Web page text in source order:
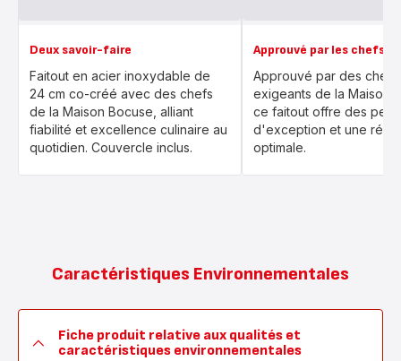
Deux savoir-faire
Faitout en acier inoxydable de
24 cm co-créé avec des chefs
de la Maison Bocuse, alliant
fiabilité et excellence culinaire au
quotidien. Couvercle inclus.
Approuvé par les chefs
Approuvé par des
exigeants de la Maison
ce faitout offre des
d'exception et une
optimale.
Caractéristiques Environnementales
Fiche produit relative aux qualités et
caractéristiques environnementales